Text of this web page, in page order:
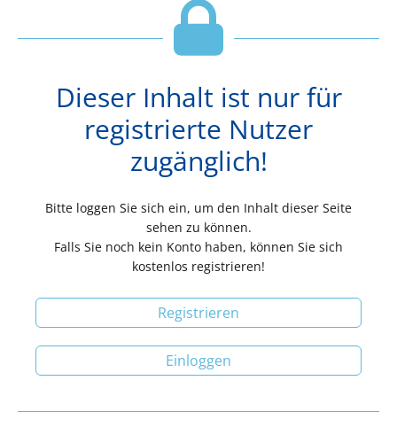
Dieser Inhalt ist nur für
registrierte Nutzer
zugänglich!
Bitte loggen Sie sich ein, um den Inhalt dieser Seite
sehen zu können.
Falls Sie noch kein Konto haben, können Sie sich
kostenlos registrieren!
Registrieren
Einloggen